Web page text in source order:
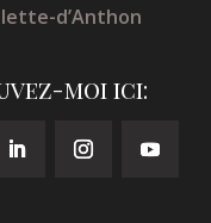
d’Anthon
moi ici: